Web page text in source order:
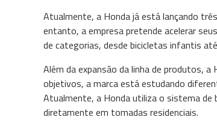
Atualmente, a Honda já está lançando
entanto, a empresa pretende acelerar
de categorias, desde bicicletas infantis
Além da expansão da linha de produtos,
objetivos, a marca está estudando
Atualmente, a Honda utiliza o sistema de
diretamente em tomadas residenciais.